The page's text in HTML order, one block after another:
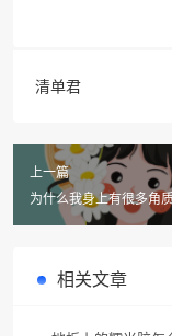
清单君
上一篇
为什么我身上有很多角质
相关文章